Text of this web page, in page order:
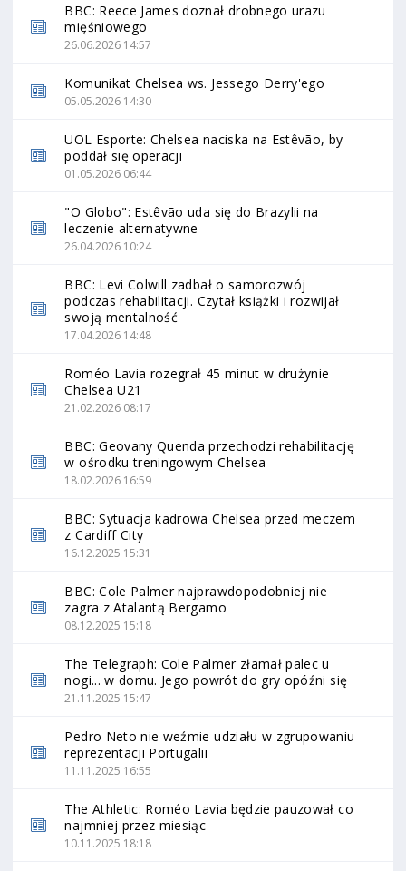
BBC: Reece James doznał drobnego urazu
mięśniowego
26.06.2026 14:57
Komunikat Chelsea ws. Jessego Derry'ego
05.05.2026 14:30
UOL Esporte: Chelsea naciska na Estêvão, by
poddał się operacji
01.05.2026 06:44
"O Globo": Estêvão uda się do Brazylii na
leczenie alternatywne
26.04.2026 10:24
BBC: Levi Colwill zadbał o samorozwój
podczas rehabilitacji. Czytał książki i rozwijał
swoją mentalność
17.04.2026 14:48
Roméo Lavia rozegrał 45 minut w drużynie
Chelsea U21
21.02.2026 08:17
BBC: Geovany Quenda przechodzi rehabilitację
w ośrodku treningowym Chelsea
18.02.2026 16:59
BBC: Sytuacja kadrowa Chelsea przed meczem
z Cardiff City
16.12.2025 15:31
BBC: Cole Palmer najprawdopodobniej nie
zagra z Atalantą Bergamo
08.12.2025 15:18
The Telegraph: Cole Palmer złamał palec u
nogi... w domu. Jego powrót do gry opóźni się
21.11.2025 15:47
Pedro Neto nie weźmie udziału w zgrupowaniu
reprezentacji Portugalii
11.11.2025 16:55
The Athletic: Roméo Lavia będzie pauzował co
najmniej przez miesiąc
10.11.2025 18:18